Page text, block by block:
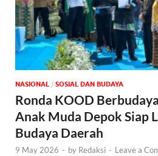
NASIONAL / SOSIAL DAN BUDAYA
Ronda KOOD
Anak Muda Depok Siap
Budaya Daerah
9 May 2026 - by Redaksi - Leave a